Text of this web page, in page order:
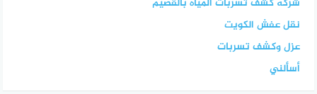
شركه كشف تسربات المياه بالقصيم
نقل عفش الكويت
عزل وكشف تسربات
أسألني